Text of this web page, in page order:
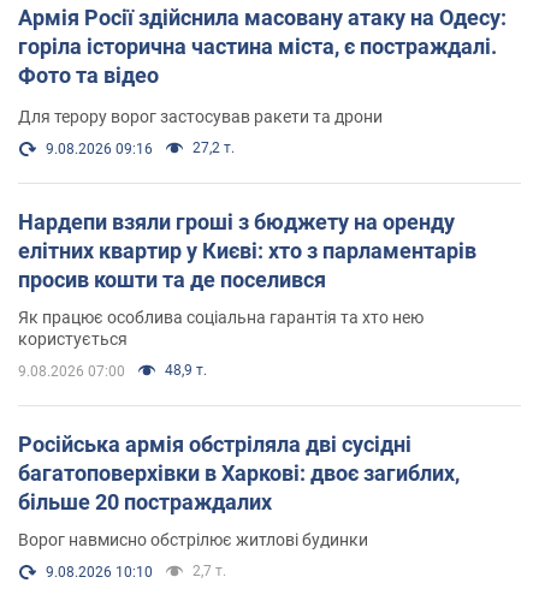
Армія Росії здійснила масовану атаку на Одесу:
горіла історична частина міста, є постраждалі.
Фото та відео
Для терору ворог застосував ракети та дрони
9.08.2026 09:16 27,2 т.
Нардепи взяли гроші з бюджету на оренду
елітних квартир у Києві: хто з парламентарів
просив кошти та де поселився
Як працює особлива соціальна гарантія та хто нею
користується
9.08.2026 07:00 48,9 т.
Російська армія обстріляла дві сусідні
багатоповерхівки в Харкові: двоє загиблих,
більше 20 постраждалих
Ворог навмисно обстрілює житлові будинки
9.08.2026 10:10 2,7 т.